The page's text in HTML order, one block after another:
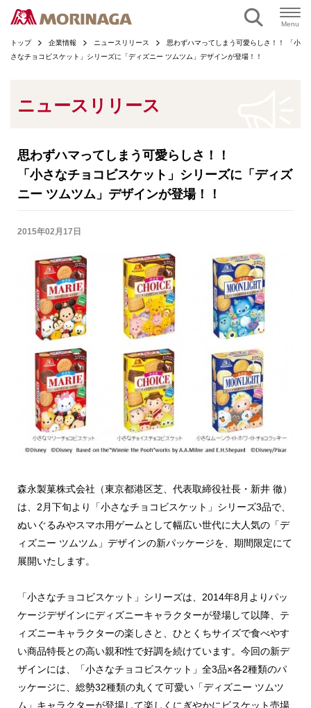
Menu
トップ 企業情報 ニュースリリース
思わずハマってしまう可愛らしさ！！ 「小
さなチョコビスケット」シリーズに「ディズニー ツムツム」デザインが登場！！
ニュースリリース
思わずハマってしまう可愛らしさ！！
「小さなチョコビスケット」シリーズに「ディズ
ニー ツムツム」デザインが登場！！
2015年02月17日
森永製菓株式会社（東京都港区芝、代表取締役社長・新井 徹）
は、2月下旬より「小さなチョコビスケット」シリーズ3品で、
ぬいぐるみやスマホ用ゲームとして幅広い世代に大人気の「デ
ィズニー ツムツム」デザインの新パッケージを、期間限定にて
展開いたします。
「小さなチョコビスケット」シリーズは、2014年8月よりパッ
ケージデザインにディズニーキャラクターが登場して以降、テ
ィズニーキャラクターの楽しさと、ひとくちサイズで食べやす
い商品特長との高い親和性で好調を続けています。今回の新デ
ザインには、「小さなチョコビスケット」全3品×各2種類のパ
ッケージに、総勢32種類の丸くて可愛い「ディズニー ツムツ
ム」キャラクターが登場して楽しくにぎやかにビスケット売場